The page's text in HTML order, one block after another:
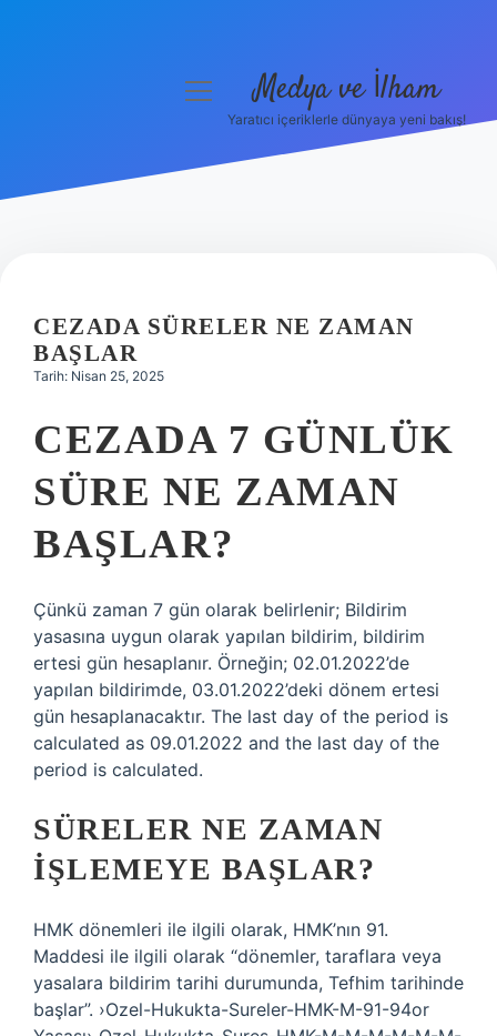
Hakkımızda
menüyüMedya ve İlham
Yaratıcı içeriklerle dünyaya yeni bakış!
CEZADA SÜRELER NE ZAMAN
BAŞLAR
Tarih: Nisan 25, 2025
CEZADA 7 GÜNLÜK
SÜRE NE ZAMAN
BAŞLAR?
Çünkü zaman 7 gün olarak belirlenir; Bildirim
yasasına uygun olarak yapılan bildirim, bildirim
ertesi gün hesaplanır. Örneğin; 02.01.2022’de
yapılan bildirimde, 03.01.2022’deki dönem ertesi
gün hesaplanacaktır. The last day of the period is
calculated as 09.01.2022 and the last day of the
period is calculated.
SÜRELER NE ZAMAN
IŞLEMEYE BAŞLAR?
HMK dönemleri ile ilgili olarak, HMK’nın 91.
Maddesi ile ilgili olarak “dönemler, taraflara veya
yasalara bildirim tarihi durumunda, Tefhim tarihinde
başlar”. ›Ozel-Hukukta-Sureler-HMK-M-91-94or